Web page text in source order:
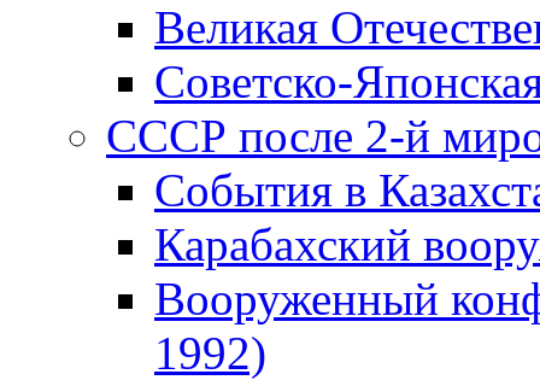
Великая
Советско-
СССР после 2-й
События в
Карабахский
Вооруженный
1992)